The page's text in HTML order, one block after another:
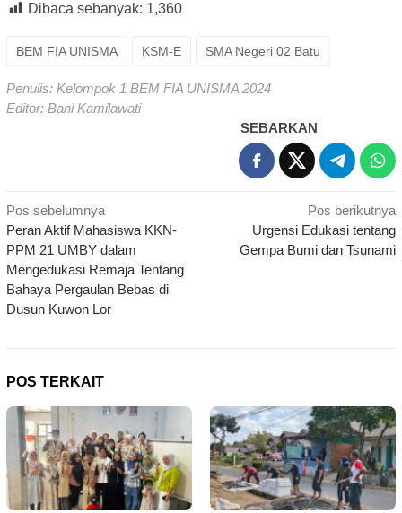
Dibaca sebanyak: 1,360
BEM FIA UNISMA KSM-E SMA Negeri 02 Batu
Penulis: Kelompok 1 BEM FIA UNISMA 2024
Editor: Bani Kamilawati
SEBARKAN
Navigasi
pos
Pos sebelumnya
Peran Aktif Mahasiswa KKN-
PPM 21 UMBY dalam
Mengedukasi Remaja Tentang
Bahaya Pergaulan Bebas di
Dusun Kuwon Lor
Pos berikutnya
Urgensi Edukasi tentang
Gempa Bumi dan Tsunami
POS TERKAIT